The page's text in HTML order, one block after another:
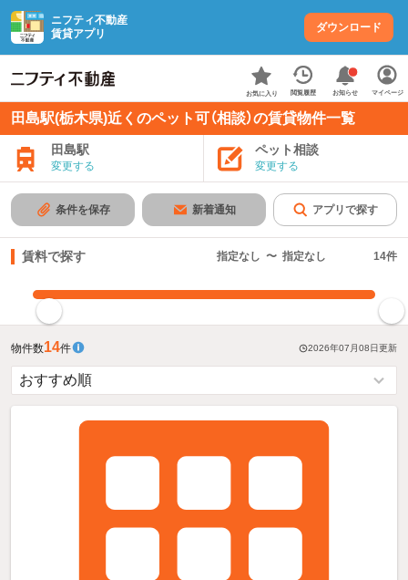
ニフティ不動産
賃貸アプリ
ダウンロード
お気に入り 閲覧履歴 お知らせ マイページ
田島駅(栃木県)近くのペット可（相談）の賃貸物件一覧
田島駅
変更する
ペット相談
変更する
条件を保存 新着通知 アプリで探す
賃料で探す 指定なし 〜 指定なし 14件
物件数14件 2026年07月08日更新